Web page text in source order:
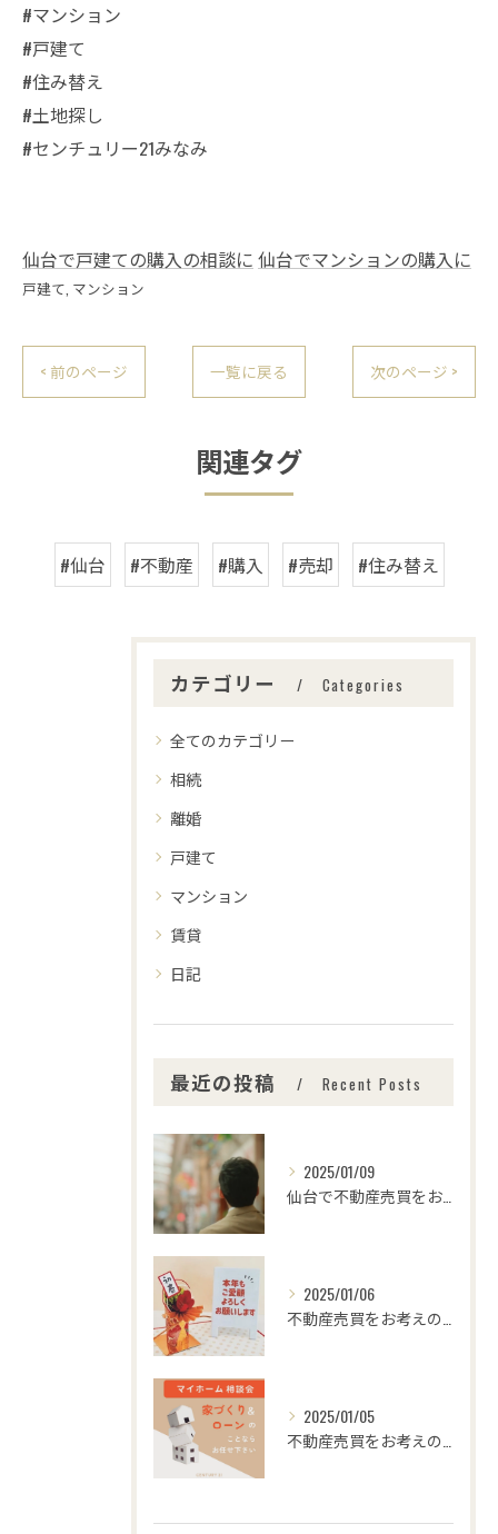
#マンション
#戸建て
#住み替え
#土地探し
#センチュリー21みなみ
仙台で戸建ての購入の相談に 仙台でマンションの購入に
戸建て マンション
< 前のページ 一覧に戻る 次のページ >
関連タグ
#仙台 #不動産 #購入 #売却 #住み替え
カテゴリー Categories
全てのカテゴリー
相続
離婚
戸建て
マンション
賃貸
日記
最近の投稿 Recent Posts
2025/01/09
2025/01/06
2025/01/05